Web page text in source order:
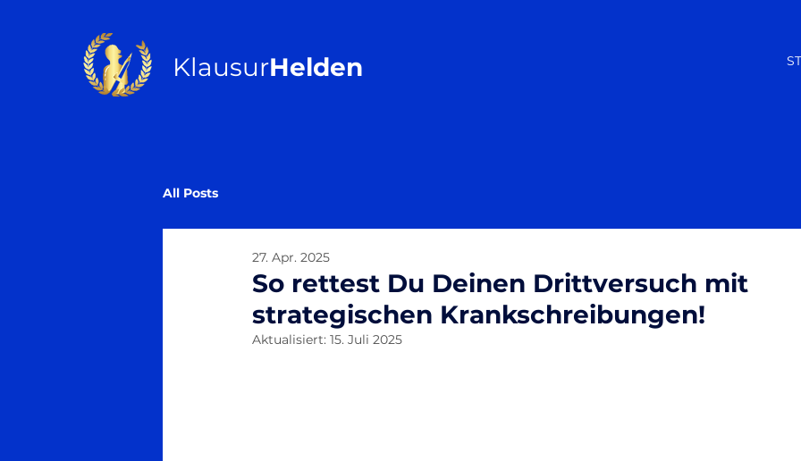
KlausurHelden
All Posts
So rettest Du Deinen Drittversuch mit
strategischen Krankschreibungen!
27. Apr. 2025
Aktualisiert: 15. Juli 2025